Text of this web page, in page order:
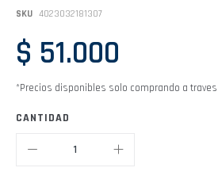
galería
imágenes
SKU 4023032181307
$ 51.000
*Precios disponibles solo comprando a
CANTIDAD